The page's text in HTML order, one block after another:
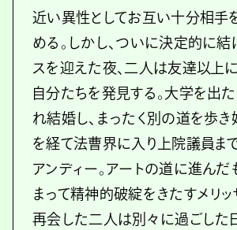
近い異性としてお互い十分相手
める。しかし、ついに決定的に結
スを迎えた夜、二人は友達以上
自分たちを発見する。大学を出
れ結婚し、まったく別の道を歩き
を経て法曹界に入り上院議員ま
アンディー。アートの道に進ん
まって精神的破綻をきたすメリッ
再会した二人は別々に過ごした